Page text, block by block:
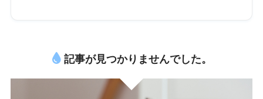
記事が見つかりませんでした。